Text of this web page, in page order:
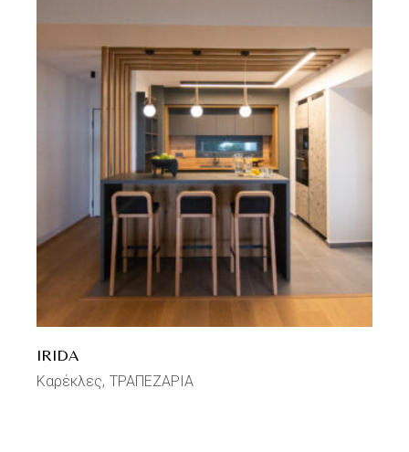
IRIDA
Καρέκλες ΤΡΑΠΕΖΑΡΙΑ